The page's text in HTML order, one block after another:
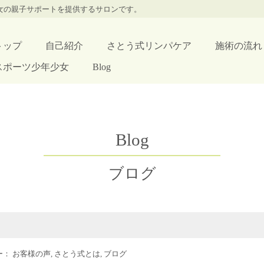
親子サポートを提供するサロンです。
ップ 自己紹介 さとう式リンパケア 施術の流れ
ポーツ少年少女 Blog
Blog
ブログ
お客様の声, さとう式とは, ブログ